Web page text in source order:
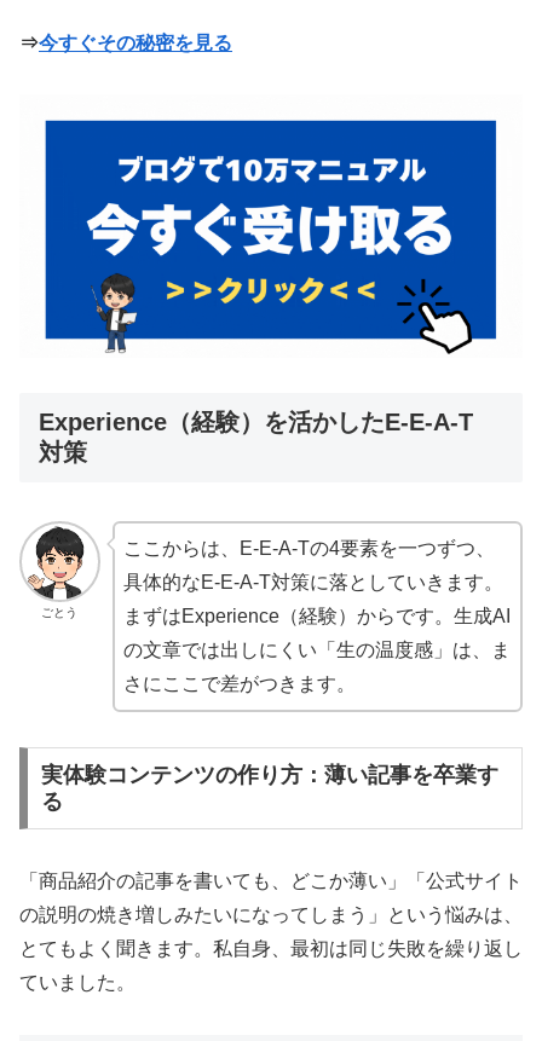
⇒今すぐその秘密を見る
Experience（経験）を活かしたE-E-A-T
対策
ごとう
ここからは、E-E-A-Tの4要素を一つずつ、
具体的なE-E-A-T対策に落としていきます。
まずはExperience（経験）からです。生成AI
の文章では出しにくい「生の温度感」は、ま
さにここで差がつきます。
実体験コンテンツの作り方：薄い記事を卒業す
る
「商品紹介の記事を書いても、どこか薄い」「公式サイト
の説明の焼き増しみたいになってしまう」という悩みは、
とてもよく聞きます。私自身、最初は同じ失敗を繰り返し
ていました。